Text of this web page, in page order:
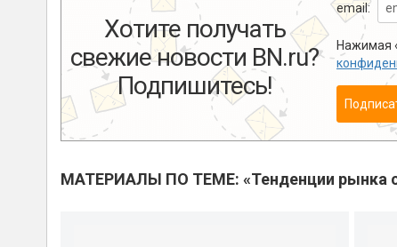
Хотите получать
свежие новости BN.ru?
Подпишитесь!
email:
Нажимая
МАТЕРИАЛЫ ПО ТЕМЕ: «Тенденции рынка